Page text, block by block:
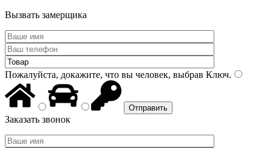
Вызвать замерщика
Пожалуйста, докажите, что вы человек, выбрав Ключ.
Заказать звонок